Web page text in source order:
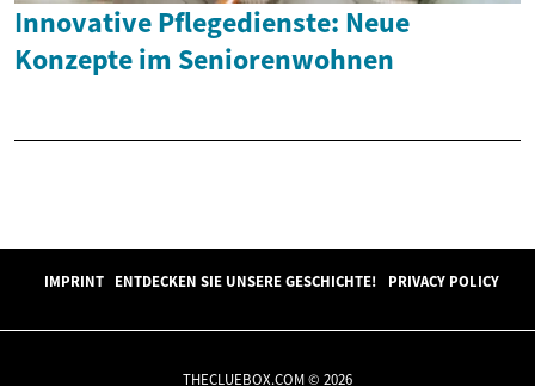
Innovative Pflegedienste: Neue
Konzepte im Seniorenwohnen
IMPRINT ENTDECKEN SIE UNSERE GESCHICHTE! PRIVACY POLICY
THECLUEBOX.COM © 2026